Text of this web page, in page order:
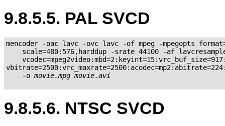
9.8.5.5. PAL SVCD
mencoder -oac lavc -ovc lavc -of mpeg -mpegopts
scale=480:576,harddup -srate 44100 -af
    -o
movie.mpg movie.avi
9.8.5.6. NTSC SVCD